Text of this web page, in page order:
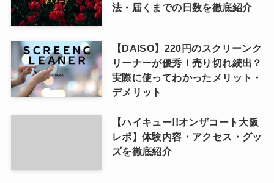
法・届くまでの日数を徹底紹介
【DAISO】220円のスクリーンク
リーナーが優秀！売り切れ続出？
実際に使ってわかったメリット・
デメリット
【ハイキュー!!オンザコート大阪
レポ】体験内容・アクセス・グッ
ズを徹底紹介